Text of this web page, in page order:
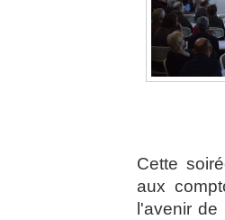
Cette
aux
l'avenir de